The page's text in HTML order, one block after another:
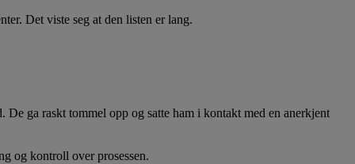
Det viste seg at den listen er lang.
ga raskt tommel opp og satte ham i kontakt med en anerkjent
og kontroll over prosessen.